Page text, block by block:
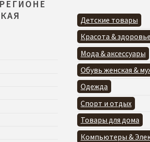
Детские товары
Красота & здоровье
Мода & аксессуары
Обувь женская &
Одежда
Спорт и отдых
Товары для дома
Компьютеры &